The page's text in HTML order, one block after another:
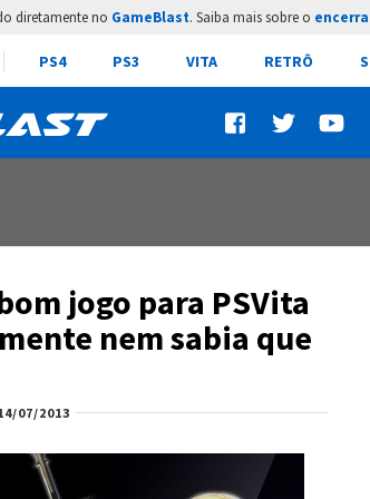
diretamente no GameBlast. Saiba mais sobre o
PS4 PS3 VITA RETRÔ
jogo para PSVita
nem sabia que
07/2013